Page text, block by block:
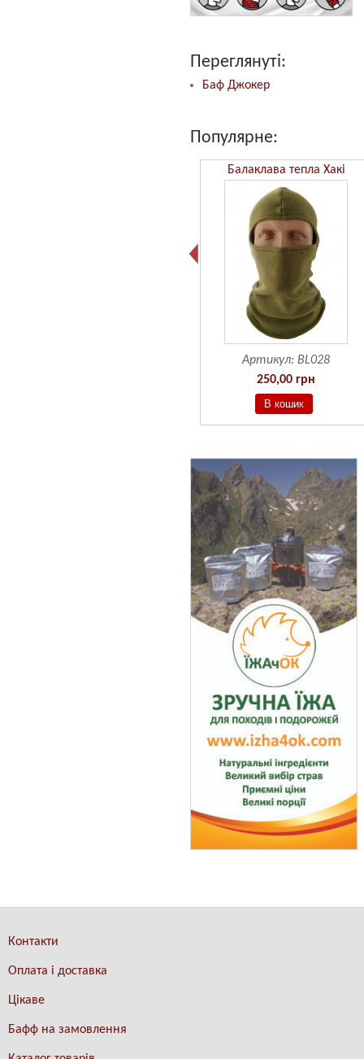
Переглянуті:
Баф Джокер
Популярне:
Балаклава тепла Хакі
Артикул: BL028
250,00 грн
Контакти
Оплата і доставка
Цікаве
Бафф на замовлення